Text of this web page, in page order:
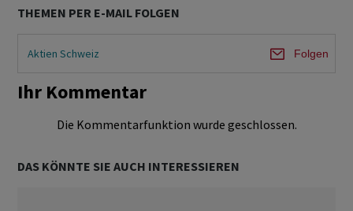
THEMEN PER E-MAIL FOLGEN
Aktien Schweiz Folgen
Ihr Kommentar
Die Kommentarfunktion wurde geschlossen.
DAS KÖNNTE SIE AUCH INTERESSIEREN